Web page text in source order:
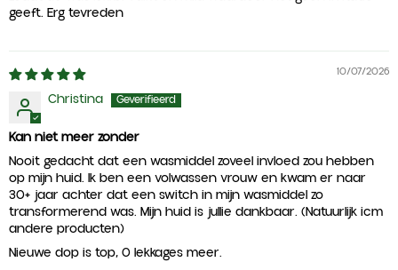
geeft. Erg tevreden
10/07/2026
Christina
Kan niet meer zonder
Nooit gedacht dat een wasmiddel zoveel invloed zou hebben
op mijn huid. Ik ben een volwassen vrouw en kwam er naar
30+ jaar achter dat een switch in mijn wasmiddel zo
transformerend was. Mijn huid is jullie dankbaar. (Natuurlijk icm
andere producten)
Nieuwe dop is top, 0 lekkages meer.